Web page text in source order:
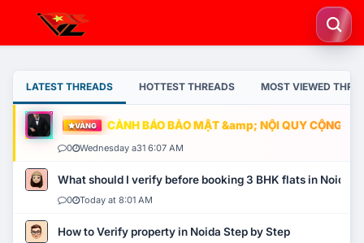
LATEST THREADS HOTTEST THREADS MOST VIEWED
VÀNG CẢNH BÁO BẢO MẬT &amp; NỘI QUY CỘNG
0 Wednesday a31 6:07 AM
What should I verify before booking 3 BHK flats in Noida?
0 Today at 8:01 AM
How to Verify property in Noida Step by Step